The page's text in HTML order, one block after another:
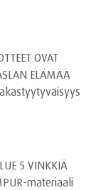
OVAT
ELÄMÄÄ
5 VINKKIÄ
materiaali